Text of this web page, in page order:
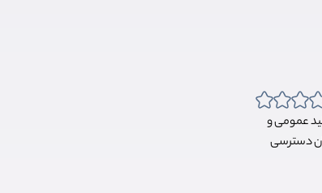
عمومی و
دسترسی